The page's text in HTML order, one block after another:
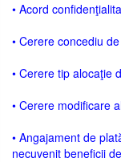
• Acord
• Cerere concediu
• Cerere tip alocaţie
• Cerere modificare
• Angajament de
necuvenit beneficii